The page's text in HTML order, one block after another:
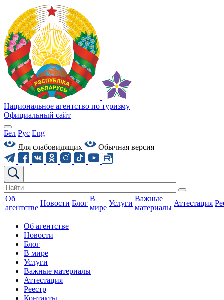
Национальное агентство по туризму
Официальный сайт
Бел Рус Eng
Для слабовидящих
Обычная версия
Об
агентстве
Новости Блог
В
мире
Услуги
Важные
материалы
Аттестация
Об агентстве
Новости
Блог
В мире
Услуги
Важные материалы
Аттестация
Реестр
Контакты